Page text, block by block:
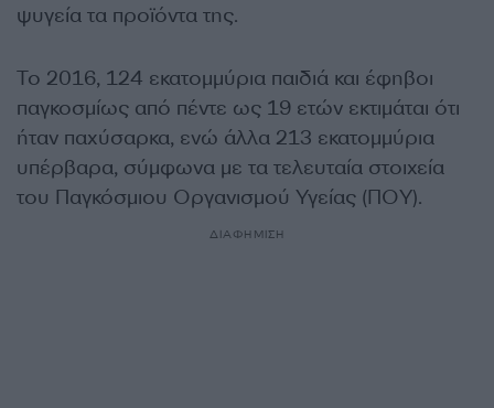
ψυγεία τα προϊόντα της.
Το 2016, 124 εκατομμύρια παιδιά και έφηβοι
παγκοσμίως από πέντε ως 19 ετών εκτιμάται ότι
ήταν παχύσαρκα, ενώ άλλα 213 εκατομμύρια
υπέρβαρα, σύμφωνα με τα τελευταία στοιχεία
του Παγκόσμιου Οργανισμού Υγείας (ΠΟΥ).
ΔΙΑΦΗΜΙΣΗ